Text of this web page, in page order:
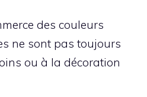
des couleurs
ne sont pas toujours
ou à la décoration